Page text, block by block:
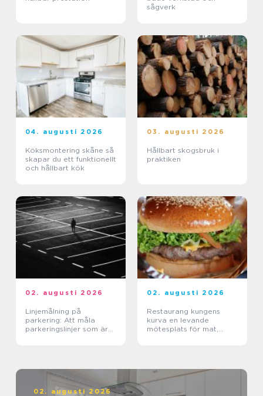
sågverk
04. augusti 2026
Köksmontering skåne så
skapar du ett funktionellt
och hållbart kök
03. augusti 2026
Hållbart skogsbruk i
praktiken
02. augusti 2026
Linjemålning på
parkering: Att måla
parkeringslinjer som är
02. augusti 2026
Restaurang kungens
kurva en levande
mötesplats för mat,
02. augusti 2026